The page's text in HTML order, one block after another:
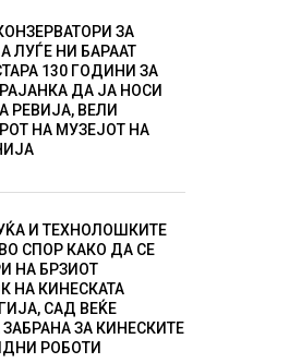
ЗА
ЛУЃЕ НИ БАРААТ
130 ГОДИНИ ЗА
ДА ЈА НОСИ
РЕВИЈА, ВЕЛИ
НА МУЗЕЈОТ НА
И ТЕХНОЛОШКИТЕ
СПОР КАКО ДА СЕ
НА БРЗИОТ
НА КИНЕСКАТА
САД ВЕЌЕ
ЗА КИНЕСКИТЕ
РОБОТИ